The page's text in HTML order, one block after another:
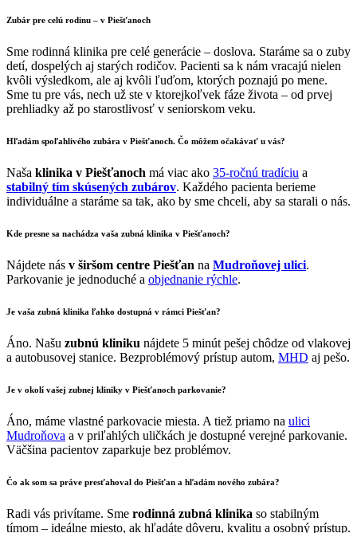
Zubár pre celú rodinu – v Piešťanoch
Sme rodinná klinika pre celé generácie – doslova. Staráme sa o zuby
detí, dospelých aj starých rodičov. Pacienti sa k nám vracajú nielen
kvôli výsledkom, ale aj kvôli ľuďom, ktorých poznajú po mene.
Sme tu pre vás, nech už ste v ktorejkoľvek fáze života – od prvej
prehliadky až po starostlivosť v seniorskom veku.
Hľadám spoľahlivého zubára v Piešťanoch. Čo môžem očakávať u vás?
Naša klinika v Piešťanoch má viac ako 35-ročnú tradíciu a
stabilný tím skúsených zubárov. Každého pacienta berieme
individuálne a staráme sa tak, ako by sme chceli, aby sa starali o nás.
Kde presne sa nachádza vaša zubná klinika v Piešťanoch?
Nájdete nás v širšom centre Piešťan na Mudroňovej ulici.
Parkovanie je jednoduché a objednanie rýchle.
Je vaša zubná klinika ľahko dostupná v rámci Piešťan?
Áno. Našu zubnú kliniku nájdete 5 minút pešej chôdze od vlakovej
a autobusovej stanice. Bezproblémový prístup autom, MHD aj pešo.
Je v okolí vašej zubnej kliniky v Piešťanoch parkovanie?
Áno, máme vlastné parkovacie miesta. A tiež priamo na ulici
Mudroňova a v priľahlých uličkách je dostupné verejné parkovanie.
Väčšina pacientov zaparkuje bez problémov.
Čo ak som sa práve presťahoval do Piešťan a hľadám nového zubára?
Radi vás privítame. Sme rodinná zubná klinika so stabilným
tímom – ideálne miesto, ak hľadáte dôveru, kvalitu a osobný prístup.